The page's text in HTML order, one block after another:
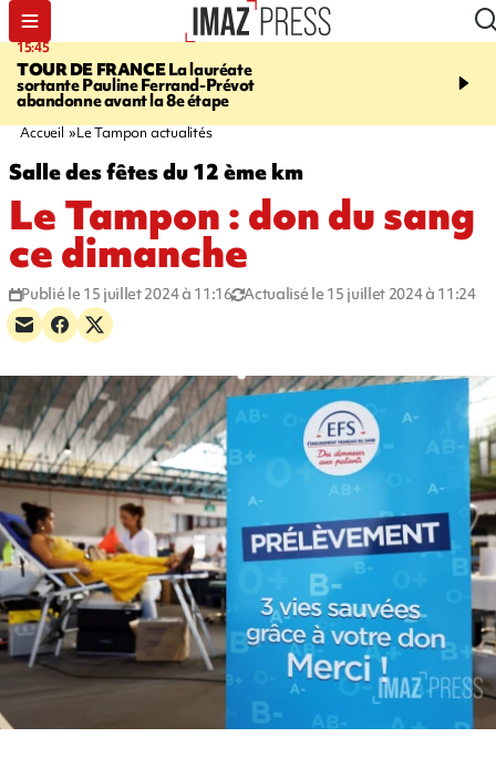
15:45
TOUR DE FRANCELa lauréate
sortante Pauline Ferrand-Prévot
abandonne avant la 8e étape
20:17
routière, concours de
Accueil Le Tampon actualités
Salle des fêtes du 12 ème km
Le Tampon : don du sang
ce dimanche
Publié le 15 juillet 2024 à 11:16 Actualisé le 15 juillet 2024 à 11:24